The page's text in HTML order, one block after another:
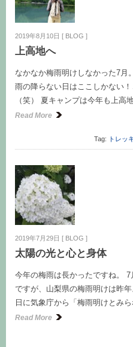
2019年8月10日 [ BLOG ]
上高地へ
なかなか梅雨明けしなかった7月
雨の降らない日はここしかない
（笑） 夏キャンプは今年も上
Read More
Tag: トレッ
2019年7月29日 [ BLOG ]
太陽の光と心と身体
今年の梅雨は長かったですね。
ですが、山梨県の梅雨明けは昨
日に気象庁から「梅雨明けとみ
Read More